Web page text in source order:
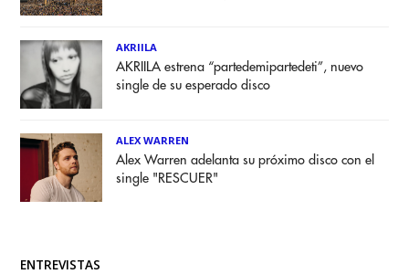
AKRIILA
AKRIILA estrena “partedemipartedeti”, nuevo
single de su esperado disco
ALEX WARREN
Alex Warren adelanta su próximo disco con el
single "RESCUER"
ENTREVISTAS